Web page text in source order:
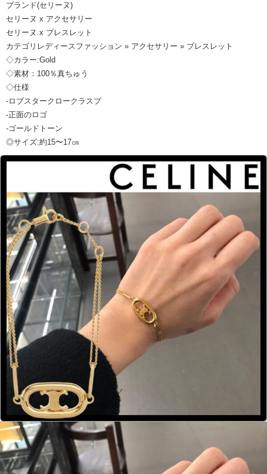
ブランド(セリーヌ)
セリーヌ x アクセサリー
セリーヌ x ブレスレット
カテゴリレディースファッション » アクセサリー » ブレスレット
◇カラー:Gold
◇素材：100％真ちゅう
◇仕様
-ロブスタークロークラスプ
-正面のロゴ
-ゴールドトーン
◎サイズ:約15〜17㎝